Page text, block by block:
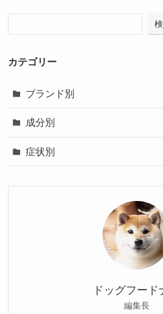
カテゴリー
ブランド別
成分別
症状別
ドッグフード
編集長